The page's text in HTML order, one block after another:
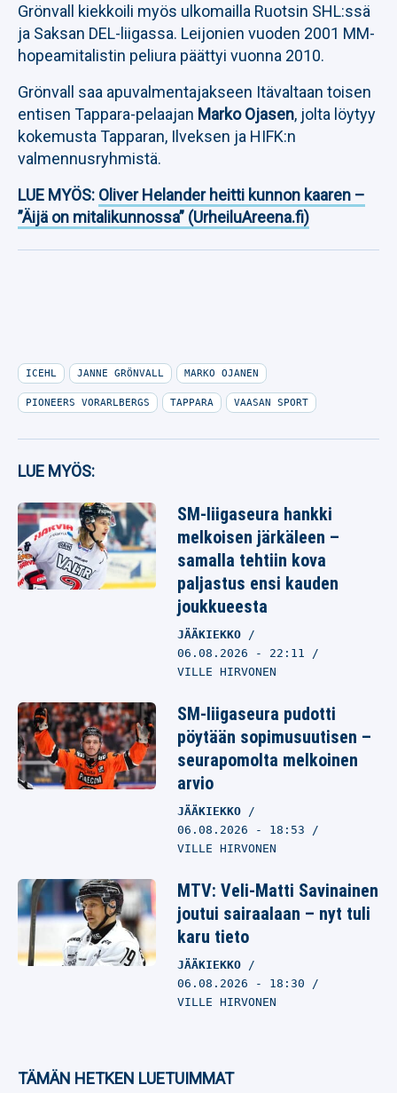
Grönvall kiekkoili myös ulkomailla Ruotsin SHL:ssä
ja Saksan DEL-liigassa. Leijonien vuoden 2001 MM-
hopeamitalistin peliura päättyi vuonna 2010.
Grönvall saa apuvalmentajakseen Itävaltaan toisen
entisen Tappara-pelaajan Marko Ojasen, jolta löytyy
kokemusta Tapparan, Ilveksen ja HIFK:n
valmennusryhmistä.
LUE MYÖS: Oliver Helander heitti kunnon kaaren –
”Äijä on mitalikunnossa” (UrheiluAreena.fi)
ICEHL JANNE GRÖNVALL MARKO OJANEN
PIONEERS VORARLBERGS TAPPARA VAASAN SPORT
LUE MYÖS:
SM-liigaseura hankki
melkoisen järkäleen –
samalla tehtiin kova
paljastus ensi kauden
joukkueesta
JÄÄKIEKKO
06.08.2026 - 22:11
VILLE HIRVONEN
SM-liigaseura pudotti
pöytään sopimusuutisen –
seurapomolta melkoinen
arvio
JÄÄKIEKKO
06.08.2026 - 18:53
VILLE HIRVONEN
MTV: Veli-Matti Savinainen
joutui sairaalaan – nyt tuli
karu tieto
JÄÄKIEKKO
06.08.2026 - 18:30
VILLE HIRVONEN
TÄMÄN HETKEN LUETUIMMAT